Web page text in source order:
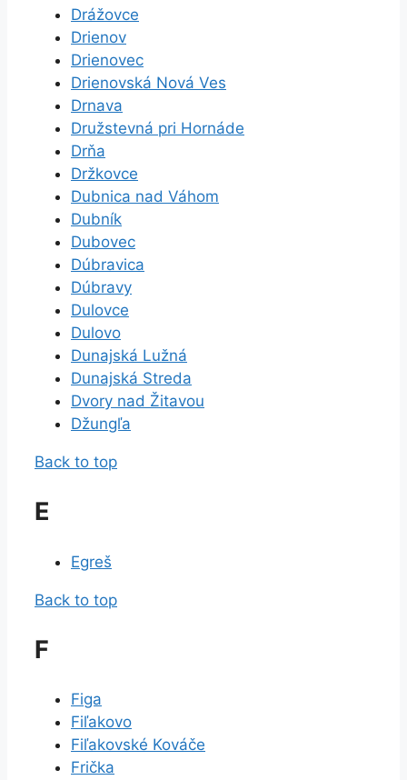
Drážovce
Drienov
Drienovec
Drienovská Nová Ves
Drnava
Družstevná pri Hornáde
Drňa
Držkovce
Dubnica nad Váhom
Dubník
Dubovec
Dúbravica
Dúbravy
Dulovce
Dulovo
Dunajská Lužná
Dunajská Streda
Dvory nad Žitavou
Džungľa
Back to top
E
Egreš
Back to top
F
Figa
Fiľakovo
Fiľakovské Kováče
Frička